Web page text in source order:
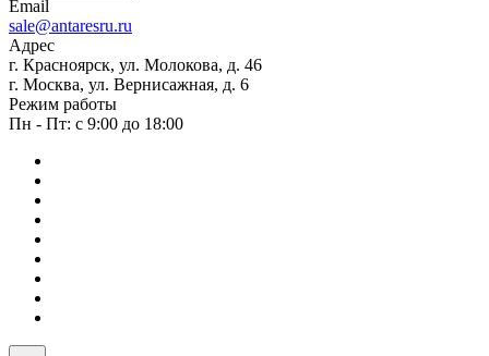
Email
sale@antaresru.ru
Адрес
г. Красноярск, ул. Молокова, д. 46
г. Москва, ул. Вернисажная, д. 6
Режим работы
Пн - Пт: с 9:00 до 18:00